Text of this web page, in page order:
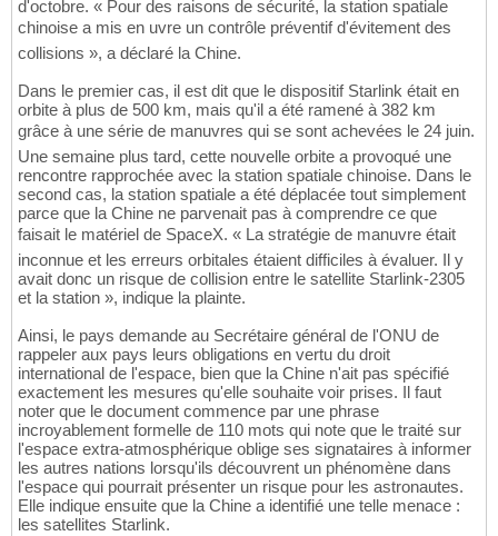
d'octobre. « Pour des raisons de sécurité, la station spatiale
chinoise a mis en uvre un contrôle préventif d'évitement des
collisions », a déclaré la Chine.
Dans le premier cas, il est dit que le dispositif Starlink était en
orbite à plus de 500 km, mais qu'il a été ramené à 382 km
grâce à une série de manuvres qui se sont achevées le 24 juin.
Une semaine plus tard, cette nouvelle orbite a provoqué une
rencontre rapprochée avec la station spatiale chinoise. Dans le
second cas, la station spatiale a été déplacée tout simplement
parce que la Chine ne parvenait pas à comprendre ce que
faisait le matériel de SpaceX. « La stratégie de manuvre était
inconnue et les erreurs orbitales étaient difficiles à évaluer. Il y
avait donc un risque de collision entre le satellite Starlink-2305
et la station », indique la plainte.
Ainsi, le pays demande au Secrétaire général de l'ONU de
rappeler aux pays leurs obligations en vertu du droit
international de l'espace, bien que la Chine n'ait pas spécifié
exactement les mesures qu'elle souhaite voir prises. Il faut
noter que le document commence par une phrase
incroyablement formelle de 110 mots qui note que le traité sur
l'espace extra-atmosphérique oblige ses signataires à informer
les autres nations lorsqu'ils découvrent un phénomène dans
l'espace qui pourrait présenter un risque pour les astronautes.
Elle indique ensuite que la Chine a identifié une telle menace :
les satellites Starlink.